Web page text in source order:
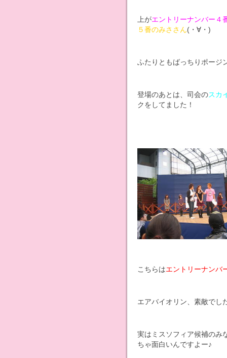
上がエントリーナンバー４
５番のみささん(・∀・)
ふたりともばっちりポー
登場のあとは、司会のスカ
クをしてました！
こちらはエントリーナンバ
エアバイオリン、素敵でし
実はミスソフィア候補のみ
ちゃ面白いんですよー♪